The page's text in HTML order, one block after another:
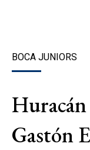
BOCA JUNIORS
Huracán
Gastón